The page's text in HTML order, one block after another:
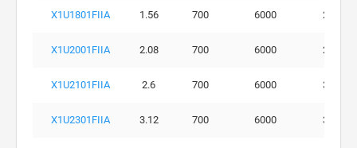
X1U1801FIIA 1.56 700 6000 290
X1U2001FIIA 2.08 700 6000 290
X1U2101FIIA 2.6 700 6000 300
X1U2301FIIA 3.12 700 6000 300